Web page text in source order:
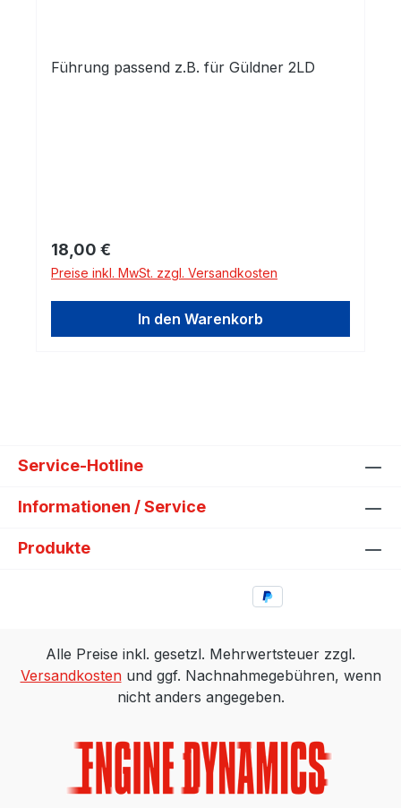
Führung passend z.B. für Güldner 2LD
Regulärer Preis:
18,00 €
Preise inkl. MwSt. zzgl. Versandkosten
In den Warenkorb
Service-Hotline
Informationen / Service
Produkte
Alle Preise inkl. gesetzl. Mehrwertsteuer zzgl.
Versandkostenund ggf. Nachnahmegebühren, wenn
nicht anders angegeben.